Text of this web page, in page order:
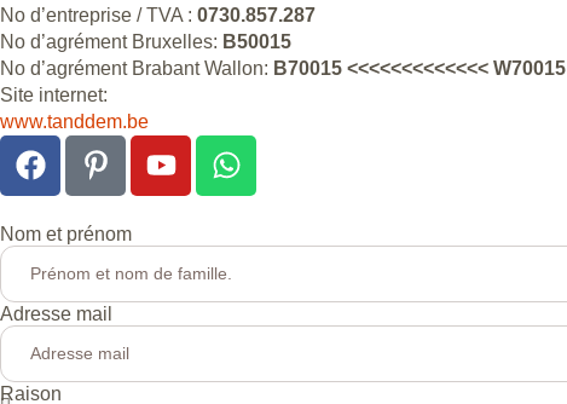
No d’entreprise / TVA : 0730.857.287
No d’agrément Bruxelles: B50015
No d’agrément Brabant Wallon: B70015 <<<<<<<<<<<<< W70015
Site internet:
www.tanddem.be
Nom et prénom
Adresse mail
Raison